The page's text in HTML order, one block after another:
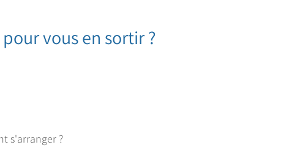
vous en sortir ?​
s'arranger ?